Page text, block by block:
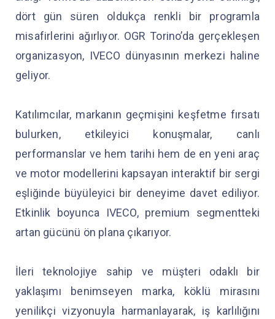
dört gün süren oldukça renkli bir programla
misafirlerini ağırlıyor. OGR Torino’da gerçekleşen
organizasyon, IVECO dünyasının merkezi haline
geliyor.
Katılımcılar, markanın geçmişini keşfetme fırsatı
bulurken, etkileyici konuşmalar, canlı
performanslar ve hem tarihi hem de en yeni araç
ve motor modellerini kapsayan interaktif bir sergi
eşliğinde büyüleyici bir deneyime davet ediliyor.
Etkinlik boyunca IVECO, premium segmentteki
artan gücünü ön plana çıkarıyor.
İleri teknolojiye sahip ve müşteri odaklı bir
yaklaşımı benimseyen marka, köklü mirasını
yenilikçi vizyonuyla harmanlayarak, iş karlılığını